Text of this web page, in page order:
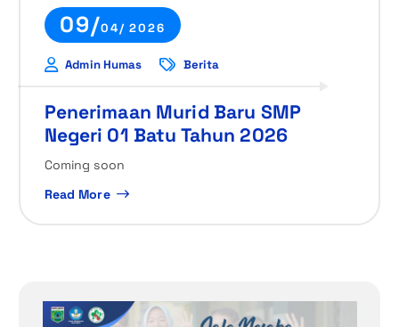
09/04/ 2026
Admin Humas Berita
Penerimaan Murid Baru SMP
Negeri 01 Batu Tahun 2026
Coming soon
Read More